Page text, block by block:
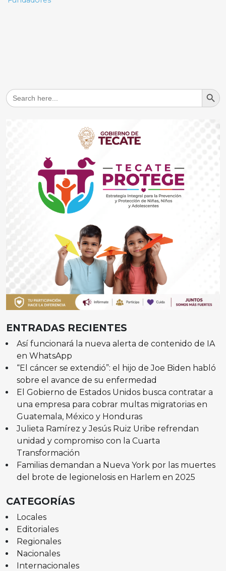
Search
for:
Search
ENTRADAS RECIENTES
Así funcionará la nueva alerta de contenido de IA
en WhatsApp
“El cáncer se extendió”: el hijo de Joe Biden habló
sobre el avance de su enfermedad
El Gobierno de Estados Unidos busca contratar a
una empresa para cobrar multas migratorias en
Guatemala, México y Honduras
Julieta Ramírez y Jesús Ruiz Uribe refrendan
unidad y compromiso con la Cuarta
Transformación
Familias demandan a Nueva York por las muertes
del brote de legionelosis en Harlem en 2025
CATEGORÍAS
Locales
Editoriales
Regionales
Nacionales
Internacionales